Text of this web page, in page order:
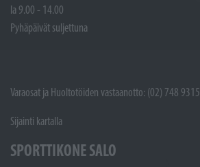
la 9.00 - 14.00
Pyhäpäivät suljettuna
Varaosat ja Huoltotöiden vastaanotto: (02) 748 9315
Sijainti kartalla
SPORTTIKONE SALO